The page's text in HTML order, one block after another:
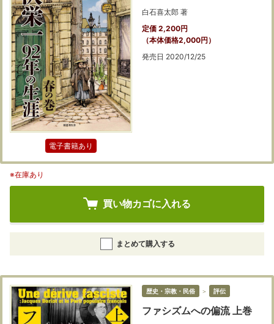
電子書籍あり
白石喜太郎 著
定価 2,200円
（本体価格2,000円）
発売日 2020/12/25
※在庫あり
買い物カゴに入れる
まとめて購入する
歴史・宗教・民俗 ＞ 評伝
ファシズムへの偏流 上巻